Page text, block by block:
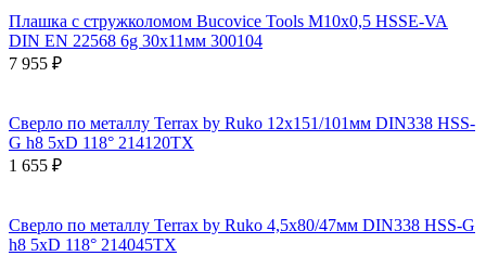
Плашка с стружколомом Bucovice Tools М10х0,5 HSSE-VA
DIN EN 22568 6g 30х11мм 300104
7 955 ₽
Сверло по металлу Terrax by Ruko 12x151/101мм DIN338 HSS-
G h8 5xD 118° 214120TX
1 655 ₽
Сверло по металлу Terrax by Ruko 4,5x80/47мм DIN338 HSS-G
h8 5xD 118° 214045TX